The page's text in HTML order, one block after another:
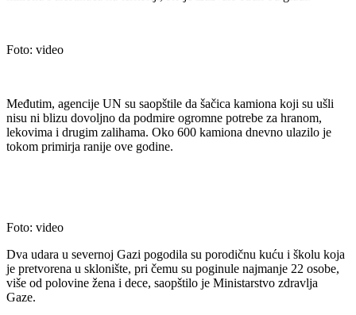
Foto: video
Međutim, agencije UN su saopštile da šačica kamiona koji su ušli
nisu ni blizu dovoljno da podmire ogromne potrebe za hranom,
lekovima i drugim zalihama. Oko 600 kamiona dnevno ulazilo je
tokom primirja ranije ove godine.
Foto: video
Dva udara u severnoj Gazi pogodila su porodičnu kuću i školu koja
je pretvorena u sklonište, pri čemu su poginule najmanje 22 osobe,
više od polovine žena i dece, saopštilo je Ministarstvo zdravlja
Gaze.